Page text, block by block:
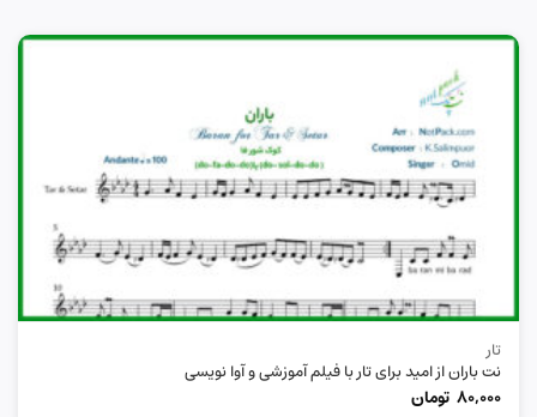
تار
نت باران از امید برای تار با فیلم آموزشی و آوا نویسی
80,000 تومان